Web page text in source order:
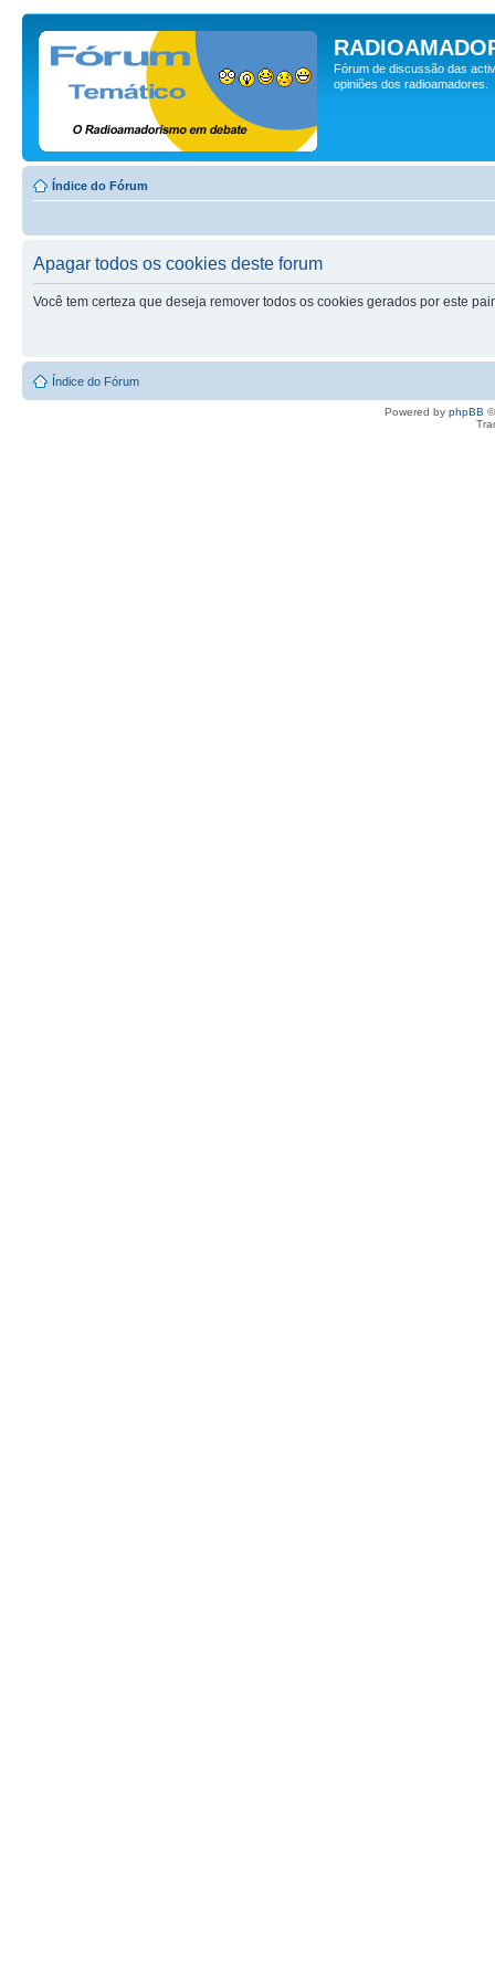
Fórum de discussão das
opiniões dos radioamadores.
Índice do Fórum
Apagar todos os cookies deste forum
Você tem certeza que deseja remover todos os cookies gerados por este
Índice do Fórum
Powered by phpBB